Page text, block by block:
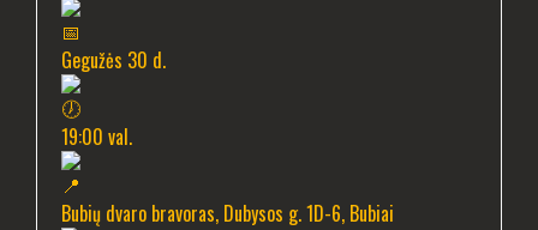
Gegužės 30 d.
19:00 val.
Bubių dvaro bravoras, Dubysos g. 1D-6, Bubiai